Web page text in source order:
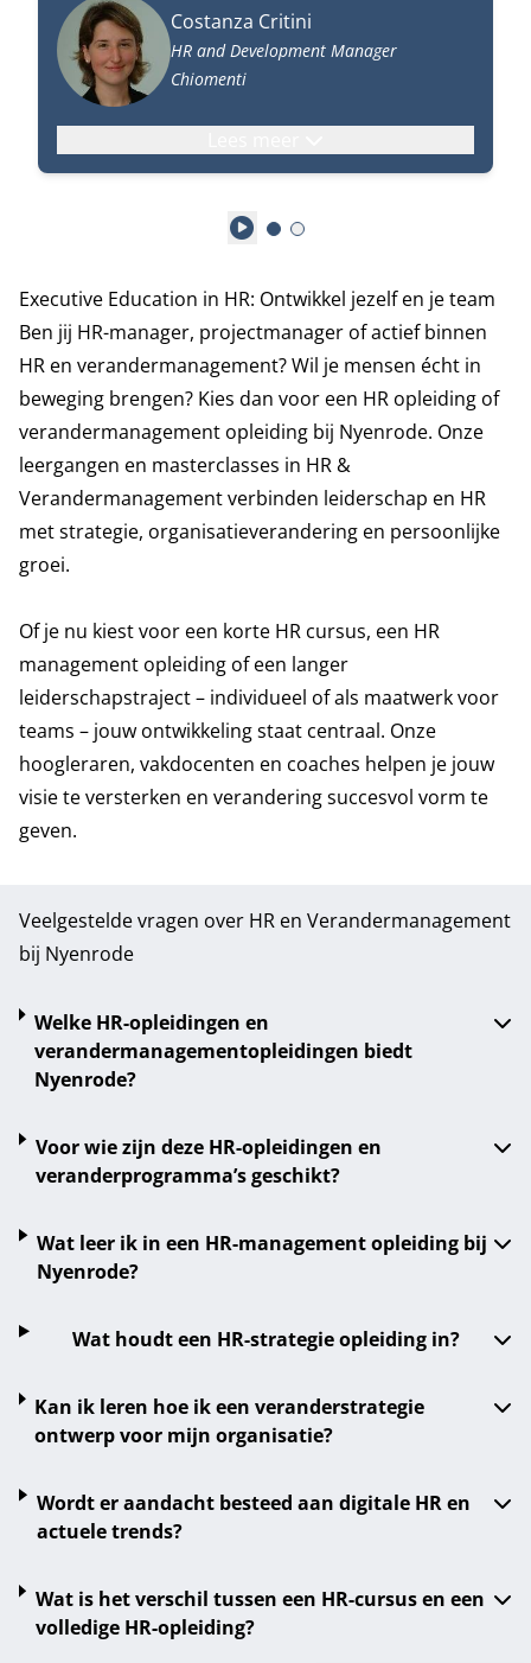
Costanza Critini
HR and Development Manager
Chiomenti
Play
Executive Education in HR: Ontwikkel jezelf en je team
Ben jij HR-manager, projectmanager of actief binnen
HR en verandermanagement? Wil je mensen écht in
beweging brengen? Kies dan voor een HR opleiding of
verandermanagement opleiding bij Nyenrode. Onze
leergangen en masterclasses in HR &
Verandermanagement verbinden leiderschap en HR
met strategie, organisatieverandering en persoonlijke
groei.
Of je nu kiest voor een korte HR cursus, een HR
management opleiding of een langer
leiderschapstraject – individueel of als maatwerk voor
teams – jouw ontwikkeling staat centraal. Onze
hoogleraren, vakdocenten en coaches helpen je jouw
visie te versterken en verandering succesvol vorm te
geven.
Veelgestelde vragen over HR en Verandermanagement
bij Nyenrode
Welke HR-opleidingen en
verandermanagementopleidingen biedt
Nyenrode?
Voor wie zijn deze HR-opleidingen en
veranderprogramma’s geschikt?
Wat leer ik in een HR-management opleiding bij
Nyenrode?
Wat houdt een HR-strategie opleiding in?
Kan ik leren hoe ik een veranderstrategie
ontwerp voor mijn organisatie?
Wordt er aandacht besteed aan digitale HR en
actuele trends?
Wat is het verschil tussen een HR-cursus en een
volledige HR-opleiding?